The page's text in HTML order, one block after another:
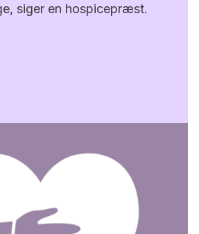
siger en hospicepræst.